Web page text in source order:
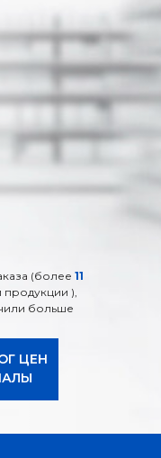
(более 11
),
больше
ЦЕН
POS-
БЕЗ